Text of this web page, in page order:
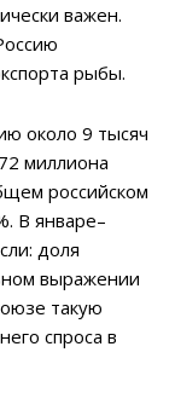
важен.
рыбы.
около 9 тысяч
миллиона
российском
В январе–
доля
выражении
такую
спроса в